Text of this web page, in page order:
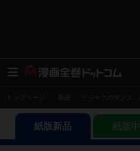
トップページ クジャクのダンス
紙版新品 紙版